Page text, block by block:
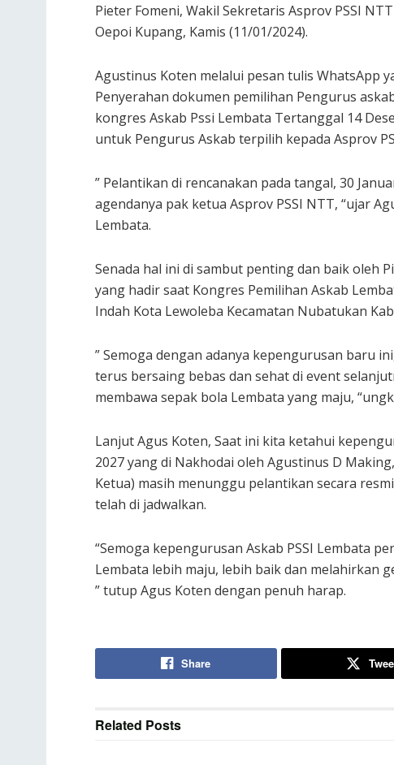
Pieter Fomeni, Wakil Sekretaris Asprov PSSI
Oepoi Kupang, Kamis (11/01/2024).
Agustinus Koten melalui pesan tulis WhatsApp
Penyerahan dokumen pemilihan Pengurus
kongres Askab Pssi Lembata Tertanggal 14
untuk Pengurus Askab terpilih kepada Asprov
” Pelantikan di rencanakan pada tangal, 30
agendanya pak ketua Asprov PSSI NTT, “ujar
Lembata.
Senada hal ini di sambut penting dan baik oleh
yang hadir saat Kongres Pemilihan Askab
Indah Kota Lewoleba Kecamatan Nubatukan
” Semoga dengan adanya kepengurusan baru
terus bersaing bebas dan sehat di event
membawa sepak bola Lembata yang maju,
Lanjut Agus Koten, Saat ini kita ketahui
2027 yang di Nakhodai oleh Agustinus D
Ketua) masih menunggu pelantikan secara
telah di jadwalkan.
“Semoga kepengurusan Askab PSSI Lembata
Lembata lebih maju, lebih baik dan melahirkan
” tutup Agus Koten dengan penuh harap.
Share
Related Posts